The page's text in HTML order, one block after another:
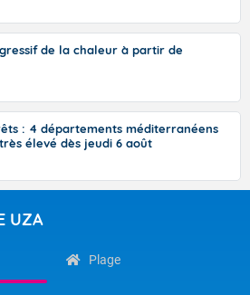
de la chaleur à partir de
: 4 départements méditerranéens
élevé dès jeudi 6 août
UZA
Plage